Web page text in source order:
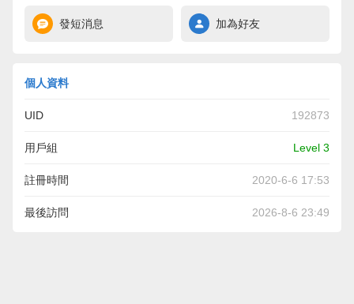
發短消息 加為好友
個人資料
UID 192873
用戶組 Level 3
註冊時間 2020-6-6 17:53
最後訪問 2026-8-6 23:49